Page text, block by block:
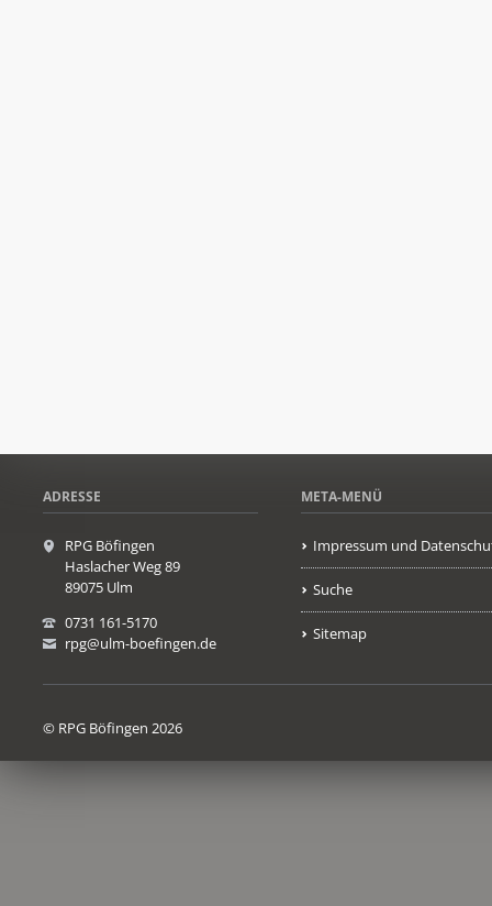
ADRESSE
RPG Böfingen
Haslacher Weg 89
89075 Ulm
0731 161-5170
rpg@ulm-boefingen.de
META-MENÜ
Impressum und
Suche
Sitemap
© RPG Böfingen 2026